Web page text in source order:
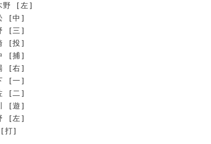
野 [左]
[中]
[三]
[投]
[捕]
[右]
[一]
[二]
[遊]
[左]
]